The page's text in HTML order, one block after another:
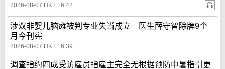
2026-08-07 HKT 16:42
涉双非婴儿脑瘫被判专业失当成立 医生薛守智除牌9个
月今刊宪
2026-08-07 HKT 16:39
调查指约四成受访雇员指雇主完全无根据预防中暑指引更